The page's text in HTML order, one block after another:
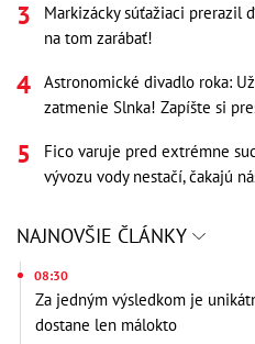
Markizácky súťažiaci prerazil
na tom zarábať!
Astronomické divadlo roka:
zatmenie Slnka! Zapíšte si
Fico varuje pred extrémne
vývozu vody nestačí, čakajú
NAJNOVŠIE ČLÁNKY
08:30
Za jedným výsledkom je
dostane len málokto